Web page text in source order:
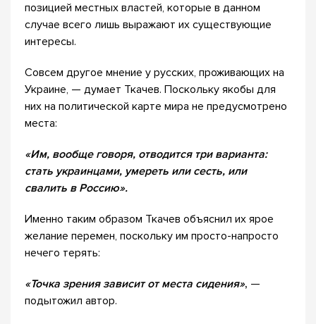
позицией местных властей, которые в данном
случае всего лишь выражают их существующие
интересы.
Совсем другое мнение у русских, проживающих на
Украине, — думает Ткачев. Поскольку якобы для
них на политической карте мира не предусмотрено
места:
«Им, вообще говоря, отводится три варианта:
стать украинцами, умереть или сесть, или
свалить в Россию».
Именно таким образом Ткачев объяснил их ярое
желание перемен, поскольку им просто-напросто
нечего терять:
«Точка зрения зависит от места сидения», —
подытожил автор.